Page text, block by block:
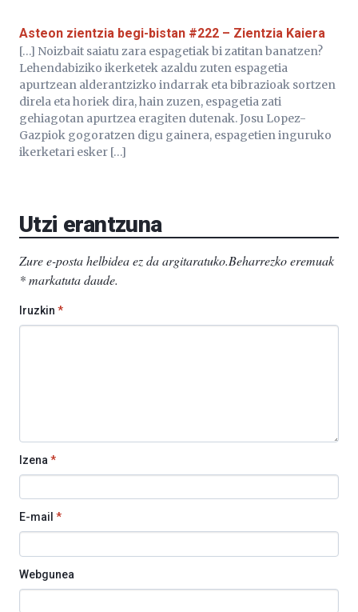
Asteon zientzia begi-bistan #222 – Zientzia Kaiera
[…] Noizbait saiatu zara espagetiak bi zatitan banatzen?
Lehendabiziko ikerketek azaldu zuten espagetia
apurtzean alderantzizko indarrak eta bibrazioak sortzen
direla eta horiek dira, hain zuzen, espagetia zati
gehiagotan apurtzea eragiten dutenak. Josu Lopez-
Gazpiok gogoratzen digu gainera, espagetien inguruko
ikerketari esker […]
Utzi erantzuna
Zure e-posta helbidea ez da argitaratuko.Beharrezko eremuak
*markatuta daude.
Iruzkin *
Izena *
E-mail *
Webgunea